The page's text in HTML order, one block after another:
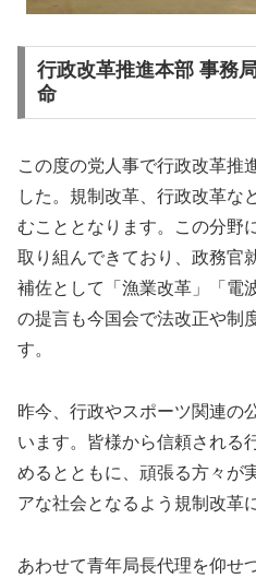
行政改革推進本部 事務
命
この度の党人事で行政改革推
した。規制改革、行政改革な
むこととなります。この分野
取り組んできており、政務官
補佐として「漁業改革」「電
の提言も今国会で法改正や制
す。
昨今、行政やスポーツ関連の
います。皆様から信頼される
めるとともに、頑張る方々が
アな社会となるよう規制改革
あわせて青年局長代理を仰せ